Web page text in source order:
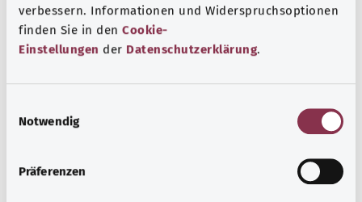
verbessern. Informationen und Widerspruchsoptionen
finden Sie in den Cookie-
Einstellungen der Datenschutzerklärung.
Notwendig
Präferenzen
Diğer yazılar